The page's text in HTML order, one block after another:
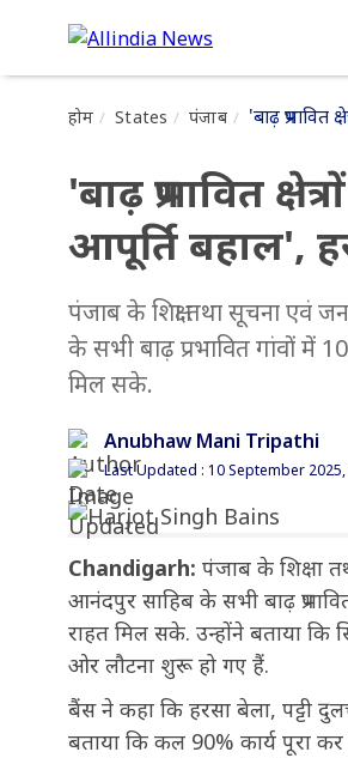
होम States पंजाब 'बाढ़
'बाढ़ प्रभावित
आपूर्ति बहाल',
पंजाब के शिक्षा तथा सूचना एवं
के सभी बाढ़ प्रभावित गांवों में
मिल सके.
Anubhaw Mani Tripathi
Last Updated : 10 September 2025,
Chandigarh: पंजाब के शिक्षा
आनंदपुर साहिब के सभी बाढ़
राहत मिल सके. उन्होंने बताया कि
ओर लौटना शुरू हो गए हैं.
बैंस ने कहा कि हरसा बेला, पट्टी
बताया कि कल 90% कार्य पूरा